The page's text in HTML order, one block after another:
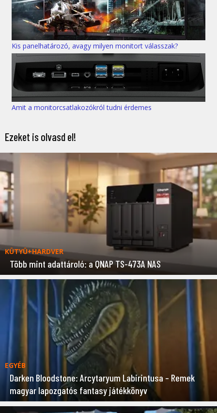
Kis panelhatározó, avagy milyen monitort válasszak?
Amit a monitorcsatlakozókról tudni érdemes
Ezeket is olvasd el!
KÜTYÜ+HARDVER
Több mint adattároló: a QNAP TS-473A NAS
EGYÉB
Darken Bloodstone: Arcytaryum Labirintusa – Remek
magyar lapozgatós fantasy játékkönyv